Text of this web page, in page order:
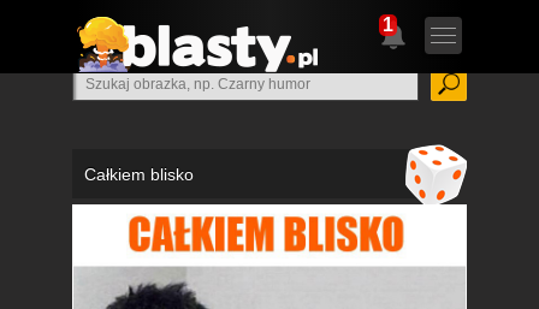
1
Całkiem blisko